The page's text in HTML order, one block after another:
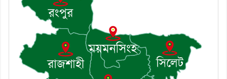
৮। মেঘনায় আইন-শৃঙ্খলা কমিটির মাসিক
সভা অনুষ্ঠিত
৯। জাতীয় নেতা ড. খন্দকার মোশাররফ
হোসেনের মূল্যায়ন কোথায় এবং একটি
বিশ্লেষণ